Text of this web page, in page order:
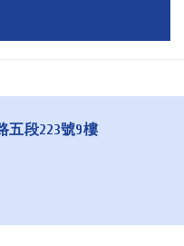
五段223號9樓